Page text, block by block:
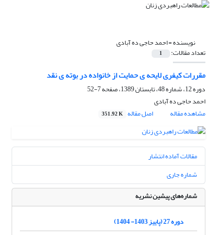
نویسنده =احمد حاجی ده آبادی
تعداد مقالات: 1
مقررات کیفری لایحه ی حمایت از خانواده در بوته ی نقد
دوره 12، شماره 48، تابستان 1389، صفحه
7-52
احمد حاجی ده آبادی
مشاهده مقاله
اصل مقاله 351.92 K
مقالات آماده انتشار
شماره جاری
شماره‌های پیشین نشریه
دوره 27 (پاییز 1403- 1404)